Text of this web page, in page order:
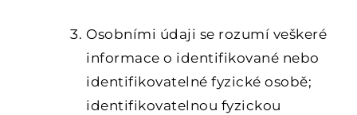
Osobními údaji se rozumí veškeré
informace o identifikované nebo
identifikovatelné fyzické osobě;
identifikovatelnou fyzickou